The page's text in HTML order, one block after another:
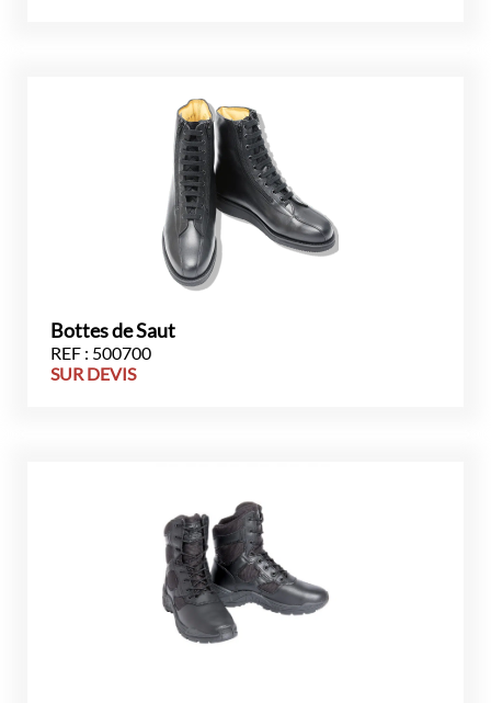
Bottes de Saut
REF : 500700
SUR DEVIS